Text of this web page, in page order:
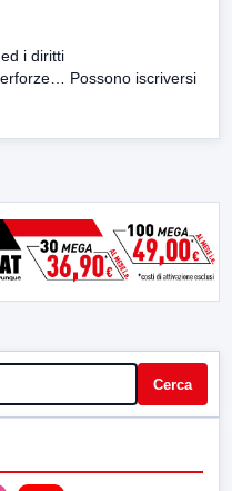
i diritti
Possono iscriversi
Cerca